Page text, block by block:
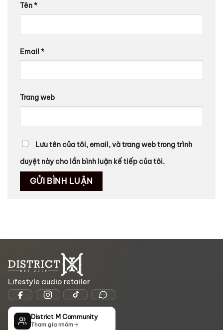
Tên*
Email *
Trang web
Lưu tên của tôi, email, và trang web trong trình
duyệt này cho lần bình luận kế tiếp của tôi.
Lifestyle audio retailer
District M Community
Tham gia nhóm